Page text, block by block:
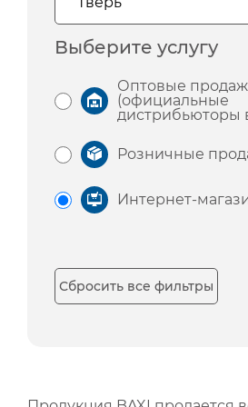
Выберите услугу
Оптовые
(официальные
дистрибьюторы
Розничные
Интернет-
Сбросить все фильтры